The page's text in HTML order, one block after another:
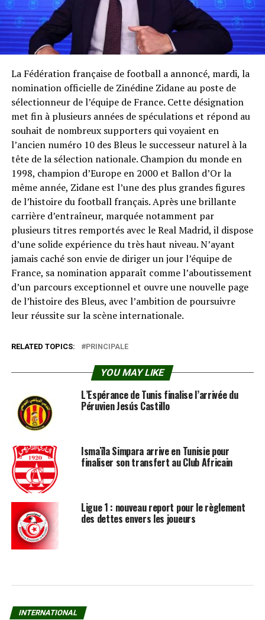
La Fédération française de football a annoncé, mardi, la
nomination officielle de Zinédine Zidane au poste de
sélectionneur de l’équipe de France. Cette désignation
met fin à plusieurs années de spéculations et répond au
souhait de nombreux supporters qui voyaient en
l’ancien numéro 10 des Bleus le successeur naturel à la
tête de la sélection nationale. Champion du monde en
1998, champion d’Europe en 2000 et Ballon d’Or la
même année, Zidane est l’une des plus grandes figures
de l’histoire du football français. Après une brillante
carrière d’entraîneur, marquée notamment par
plusieurs titres remportés avec le Real Madrid, il dispose
d’une solide expérience du très haut niveau. N’ayant
jamais caché son envie de diriger un jour l’équipe de
France, sa nomination apparaît comme l’aboutissement
d’un parcours exceptionnel et ouvre une nouvelle page
de l’histoire des Bleus, avec l’ambition de poursuivre
leur réussite sur la scène internationale.
RELATED TOPICS: PRINCIPALE
YOU MAY LIKE
L’Espérance de Tunis finalise l’arrivée du
Péruvien Jesús Castillo
Ismaïla Simpara arrive en Tunisie pour
finaliser son transfert au Club Africain
Ligue 1 : nouveau report pour le règlement
des dettes envers les joueurs
INTERNATIONAL